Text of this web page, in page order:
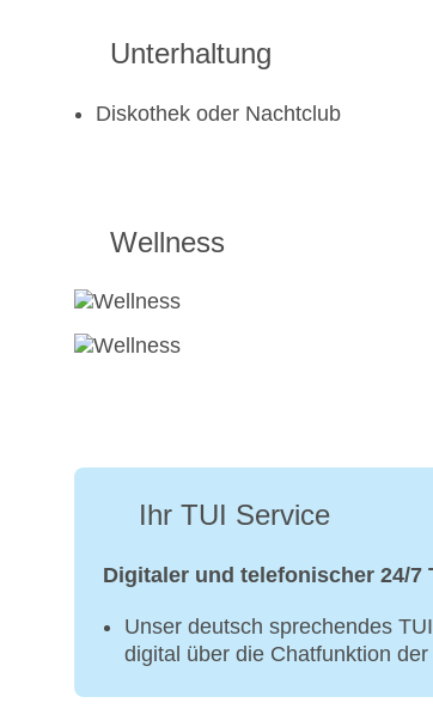
Unterhaltung
Diskothek oder Nachtclub
Wellness
Ihr TUI Service
Digitaler und telefonischer 24/7
Unser deutsch sprechendes
digital über die Chatfunktion